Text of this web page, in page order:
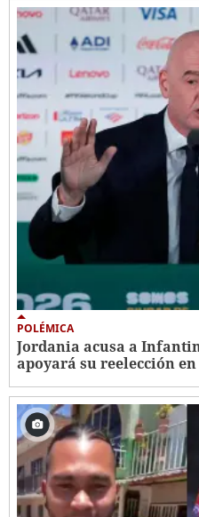
POLÉMICA
Jordania acusa a
apoyará su reelección